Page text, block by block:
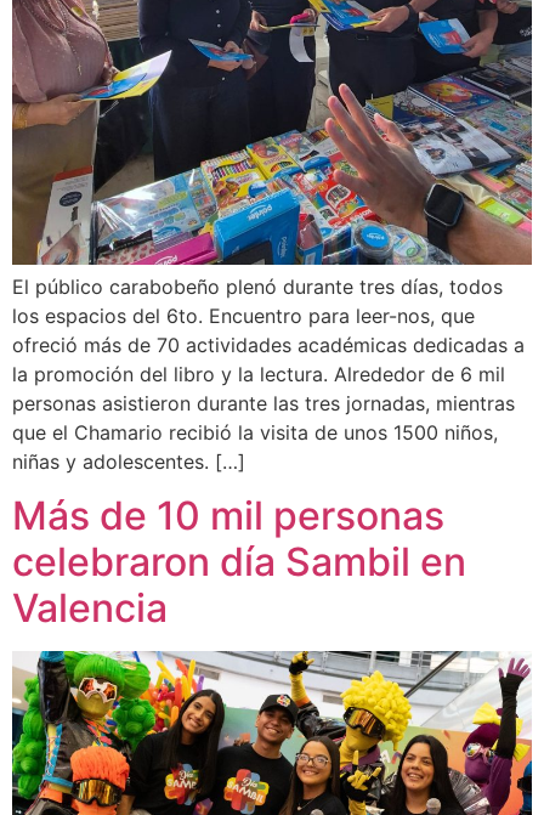
El público carabobeño plenó durante tres días, todos
los espacios del 6to. Encuentro para leer-nos, que
ofreció más de 70 actividades académicas dedicadas a
la promoción del libro y la lectura. Alrededor de 6 mil
personas asistieron durante las tres jornadas, mientras
que el Chamario recibió la visita de unos 1500 niños,
niñas y adolescentes. […]
Más de 10 mil personas
celebraron día Sambil en
Valencia